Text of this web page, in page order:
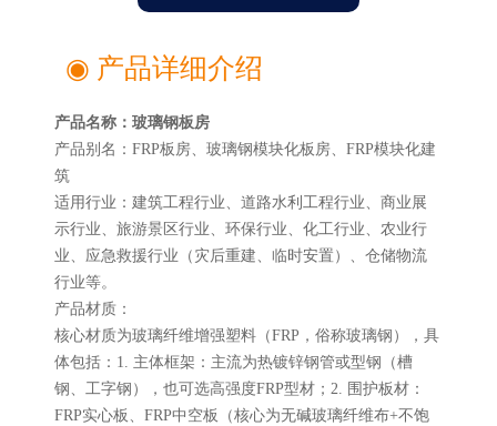
◉ 产品详细介绍
产品名称：玻璃钢板房
产品别名：FRP板房、玻璃钢模块化板房、FRP模块化建
筑
适用行业：建筑工程行业、道路水利工程行业、商业展
示行业、旅游景区行业、环保行业、化工行业、农业行
业、应急救援行业（灾后重建、临时安置）、仓储物流
行业等。
产品材质：
核心材质为玻璃纤维增强塑料（FRP，俗称玻璃钢），具
体包括：1. 主体框架：主流为热镀锌钢管或型钢（槽
钢、工字钢），也可选高强度FRP型材；2. 围护板材：
FRP实心板、FRP中空板（核心为无碱玻璃纤维布+不饱